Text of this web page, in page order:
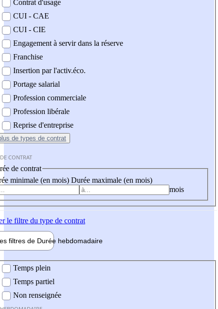
Contrat d'usage
CUI - CAE
CUI - CIE
Engagement à servir dans la réserve
Franchise
Insertion par l'activ.éco.
Portage salarial
Profession commerciale
Profession libérale
Reprise d'entreprise
de types de contrat
CONTRAT
de contrat
minimale (en mois) Durée maximale (en mois)
mois
le filtre du type de contrat
filtres de Durée hebdomadaire
Temps plein
Temps partiel
Non renseignée